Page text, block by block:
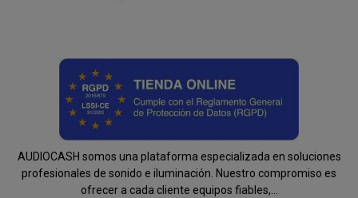
AUDIOCASH somos una plataforma especializada en soluciones
profesionales de sonido e iluminación. Nuestro compromiso es
ofrecer a cada cliente equipos fiables,...